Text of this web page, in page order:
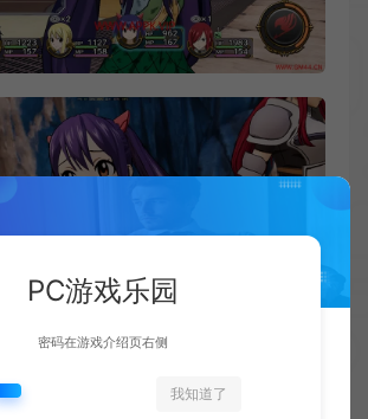
PC游戏乐园
密码在游戏介绍页右侧
我知道了